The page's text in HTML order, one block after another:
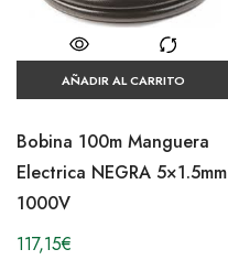
AÑADIR AL CARRITO
Bobina 100m Manguera
Electrica NEGRA 5×1.5mm
1000V
117,15€